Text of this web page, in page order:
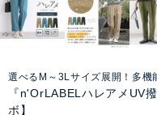
選べるM～3Lサイズ展開！多機
『n'OrLABELハレアメUV
ボ】